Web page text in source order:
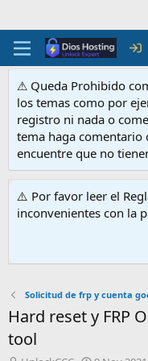
⚠ Queda Prohibido
los temas como por
registro ni nada o
tema haga comentario
encuentre que no
⚠️ Por favor leer el
inconvenientes con la
Solicitud de frp y cuenta
Hard reset y FRP
tool